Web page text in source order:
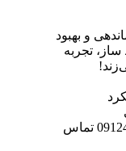
و بهبود
تجربه
برای بهبود رضایت مشتری، با 09124135845 تماس